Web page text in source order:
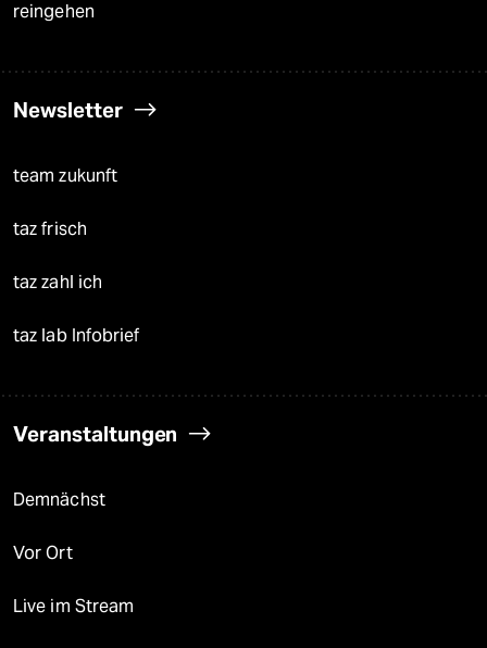
reingehen
Newsletter
team zukunft
taz frisch
taz zahl ich
taz lab Infobrief
Veranstaltungen
Demnächst
Vor Ort
Live im Stream